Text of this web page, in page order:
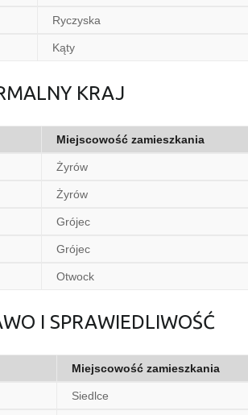
Ryczyska
Kąty
KRAJ
Miejscowość zamieszkania
Żyrów
Żyrów
Grójec
Grójec
Otwock
I SPRAWIEDLIWOŚĆ
Miejscowość zamieszkania
Siedlce